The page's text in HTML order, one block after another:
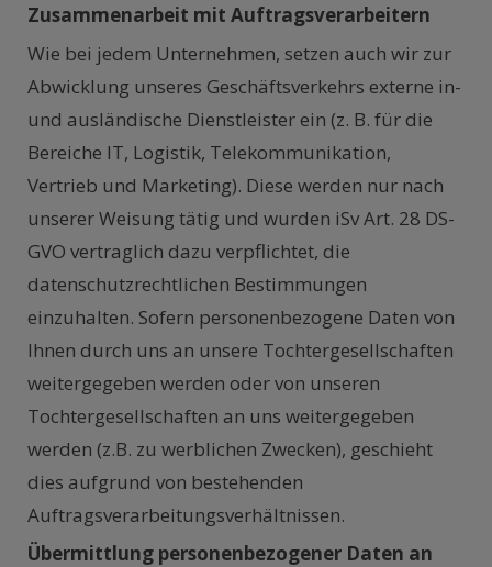
Zusammenarbeit mit Auftragsverarbeitern
Wie bei jedem Unternehmen, setzen auch wir zur
Abwicklung unseres Geschäftsverkehrs externe in-
und ausländische Dienstleister ein (z. B. für die
Bereiche IT, Logistik, Telekommunikation,
Vertrieb und Marketing). Diese werden nur nach
unserer Weisung tätig und wurden iSv Art. 28 DS-
GVO vertraglich dazu verpflichtet, die
datenschutzrechtlichen Bestimmungen
einzuhalten. Sofern personenbezogene Daten von
Ihnen durch uns an unsere Tochtergesellschaften
weitergegeben werden oder von unseren
Tochtergesellschaften an uns weitergegeben
werden (z.B. zu werblichen Zwecken), geschieht
dies aufgrund von bestehenden
Auftragsverarbeitungsverhältnissen.
Übermittlung personenbezogener Daten an